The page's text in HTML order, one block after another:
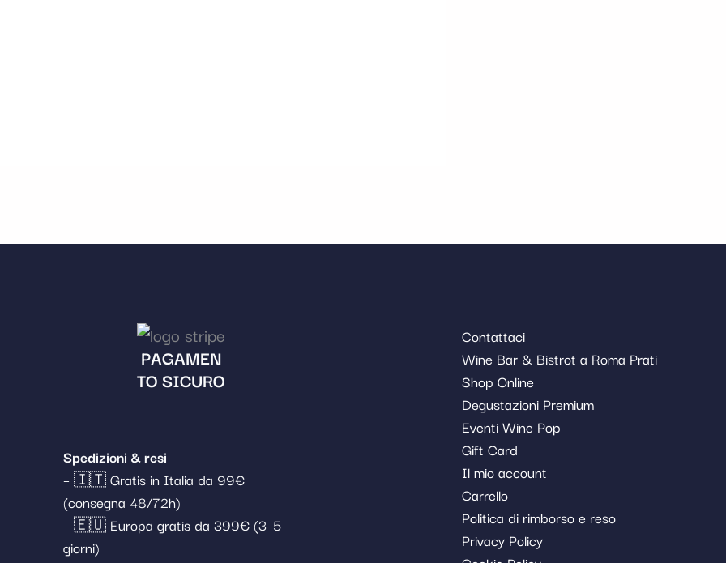
PAGAMEN
TO SICURO
Spedizioni & resi
– 🇮🇹 Gratis in Italia da 99€
(consegna 48/72h)
– 🇪🇺 Europa gratis da 399€ (3–5
giorni)
Contattaci
Wine Bar & Bistrot a Roma Prati
Shop Online
Degustazioni Premium
Eventi Wine Pop
Gift Card
Il mio account
Carrello
Politica di rimborso e reso
Privacy Policy